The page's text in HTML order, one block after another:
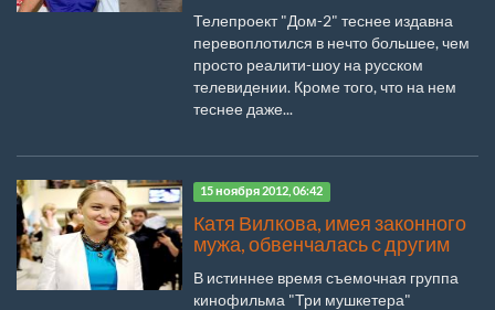
Телепроект "Дом-2" теснее издавна
перевоплотился в нечто большее, чем
просто реалити-шоу на русском
телевидении. Кроме того, что на нем
теснее даже...
15 ноября 2012, 06:42
Катя Вилкова, имея законного
мужа, обвенчалась с другим
В истиннее время съемочная группа
кинофильма "Три мушкетера"